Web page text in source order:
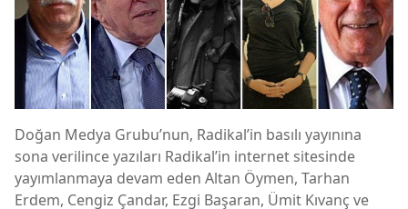
Doğan Medya Grubu’nun, Radikal’in basılı yayınına
sona verilince yazıları Radikal’in internet sitesinde
yayımlanmaya devam eden Altan Öymen, Tarhan
Erdem, Cengiz Çandar, Ezgi Başaran, Ümit Kıvanç ve